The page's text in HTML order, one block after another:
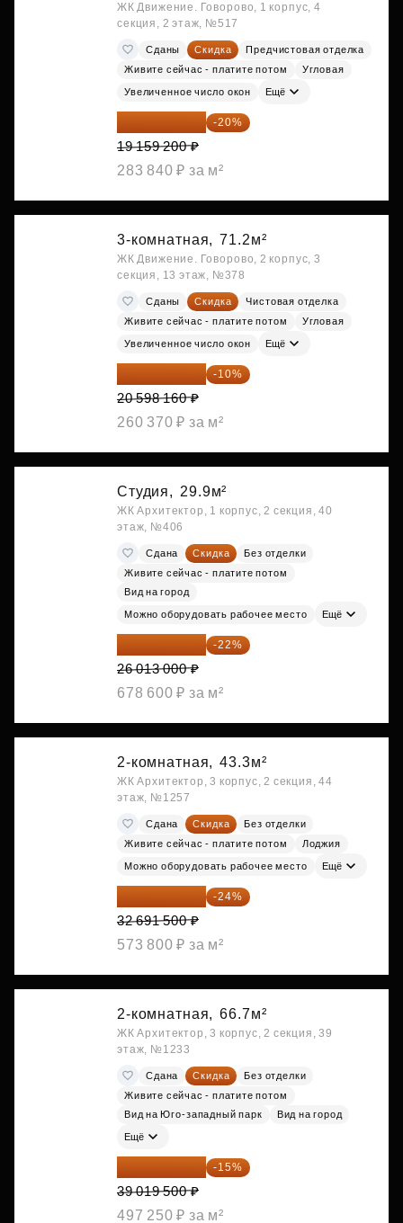
ЖК Движение. Говорово, 1 корпус, 4
секция, 2 этаж, №517
Сданы Скидка
Предчистовая отделка
Живите сейчас - платите потом
Угловая
Увеличенное число окон Ещё
15 327 360 ₽ -20%
19 159 200 ₽
283 840 ₽ за м²
3-комнатная, 71.2м²
ЖК Движение. Говорово, 2 корпус, 3
секция, 13 этаж, №378
Сданы Скидка
Чистовая отделка
Живите сейчас - платите потом
Угловая
Увеличенное число окон Ещё
18 538 344 ₽ -10%
20 598 160 ₽
260 370 ₽ за м²
Студия, 29.9м²
ЖК Архитектор, 1 корпус, 2 секция, 40
этаж, №406
Сдана Скидка
Без отделки
Живите сейчас - платите потом
Вид на город
Можно оборудовать рабочее место Ещё
20 290 140 ₽ -22%
26 013 000 ₽
678 600 ₽ за м²
2-комнатная, 43.3м²
ЖК Архитектор, 3 корпус, 2 секция, 44
этаж, №1257
Сдана Скидка
Без отделки
Живите сейчас - платите потом
Лоджия
Можно оборудовать рабочее место Ещё
24 845 540 ₽ -24%
32 691 500 ₽
573 800 ₽ за м²
2-комнатная, 66.7м²
ЖК Архитектор, 3 корпус, 2 секция, 39
этаж, №1233
Сдана Скидка
Без отделки
Живите сейчас - платите потом
Вид на Юго-западный парк
Вид на город
Ещё
33 166 575 ₽ -15%
39 019 500 ₽
497 250 ₽ за м²